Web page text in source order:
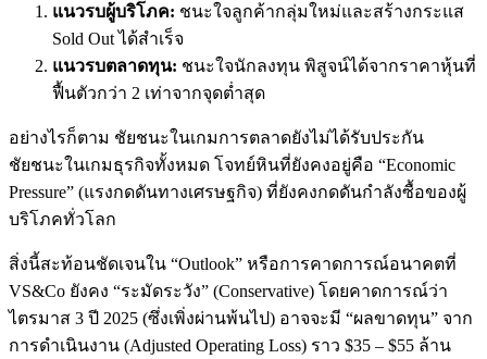
แนวรบผู้บริโภค: ชนะใจลูกค้ากลุ่มใหม่และสร้างกระแส
Sold Out ได้สำเร็จ
แนวรบตลาดทุน: ชนะใจนักลงทุน พิสูจน์ได้จากราคาหุ้นที่
ฟื้นตัวกว่า 2 เท่าจากจุดต่ำสุด
อย่างไรก็ตาม ชัยชนะในเกมการตลาดยังไม่ได้รับประกัน
ชัยชนะในเกมธุรกิจทั้งหมด โจทย์หินที่ยังคงอยู่คือ “Economic
Pressure” (แรงกดดันทางเศรษฐกิจ) ที่ยังคงกดดันกำลังซื้อของผู้
บริโภคทั่วโลก
สิ่งนี้สะท้อนชัดเจนใน “Outlook” หรือการคาดการณ์อนาคตที่
VS&Co ยังคง “ระมัดระวัง” (Conservative) โดยคาดการณ์ว่า
ไตรมาส 3 ปี 2025 (ซึ่งเพิ่งผ่านพ้นไป) อาจจะมี “ผลขาดทุน” จาก
การดำเนินงาน (Adjusted Operating Loss) ราว $35 – $55 ล้าน